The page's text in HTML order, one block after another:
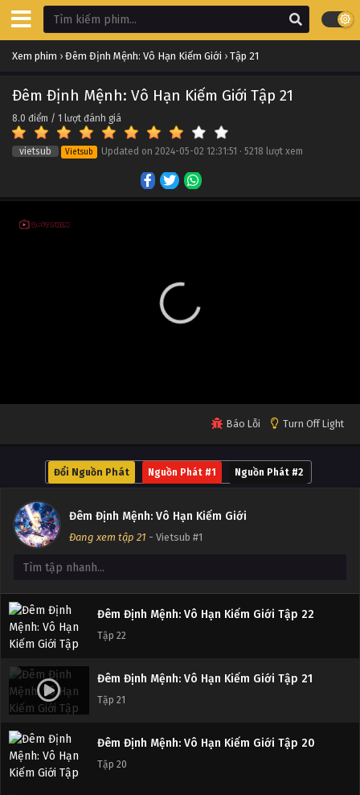
Xem phim › Đêm Định Mệnh: Vô Hạn Kiếm Giới › Tập 21
Đêm Định Mệnh: Vô Hạn Kiếm Giới Tập 21
8.0 điểm / 1 lượt đánh giá
vietsub Vietsub Updated on 2024-05-02 12:31:51 · 5218 lượt xem
Báo Lỗi Turn Off Light
Đổi Nguồn Phát Nguồn Phát #1 Nguồn Phát #2
Đêm Định Mệnh: Vô Hạn Kiếm Giới
Đang xem tập 21 - Vietsub #1
Đêm Định Mệnh: Vô Hạn Kiếm Giới Tập 25
Đêm Định Mệnh: Vô Hạn Kiếm Giới Tập 24
Tập 23
Đêm Định Mệnh: Vô Hạn Kiếm Giới Tập 22
Tập 22
Đêm Định Mệnh: Vô Hạn Kiếm Giới Tập 21
Tập 21
Đêm Định Mệnh: Vô Hạn Kiếm Giới Tập 20
Tập 20